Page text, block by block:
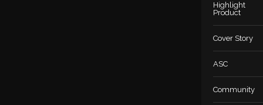
Highlight
Product
Cover Story
ASC
Community